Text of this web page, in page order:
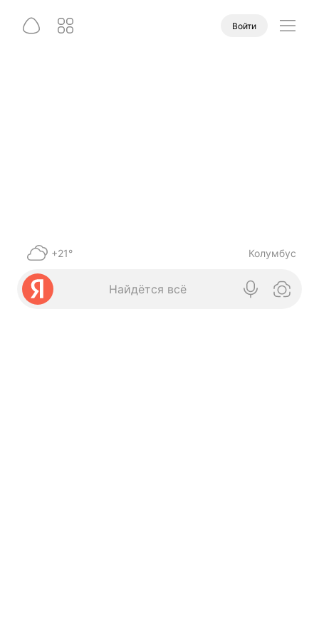
Войти
+21° Колумбус
Найдётся всё